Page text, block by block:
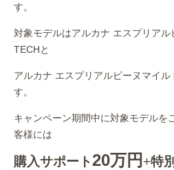
す。
対象モデルはアルカナ エスプリア
TECHと
アルカナ エスプリアルピーヌマイル
す。
キャンペーン期間中に対象モデルを
客様には
購入サポート20万円 +特